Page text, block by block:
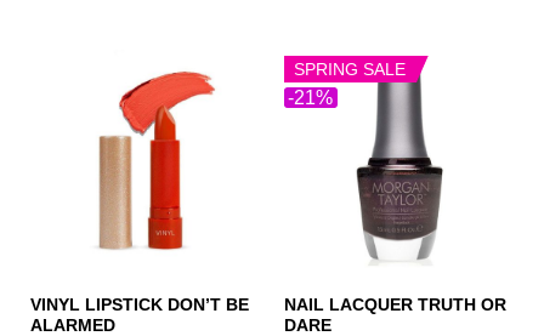
VINYL LIPSTICK DON’T BE
ALARMED
-21%
SPRING SALE
NAIL LACQUER TRUTH OR
DARE